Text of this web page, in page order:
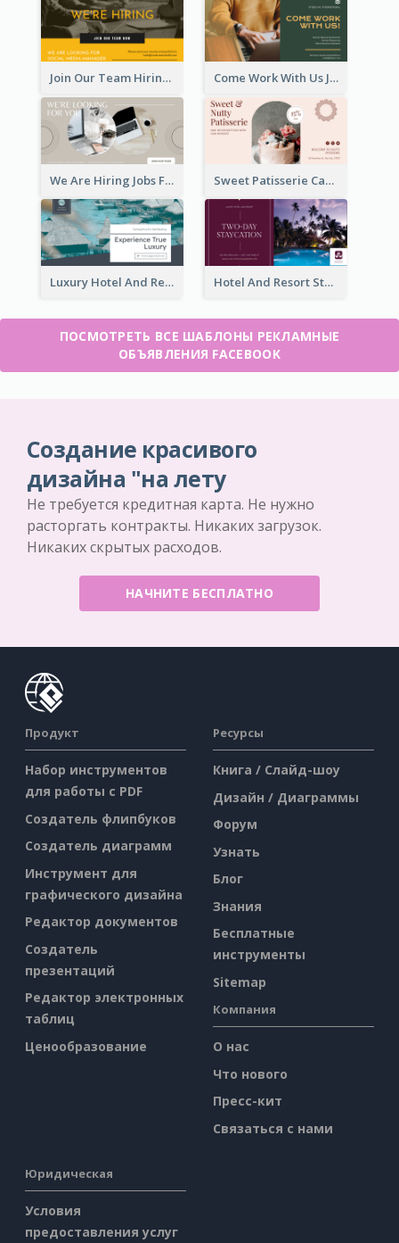
Join Our Team Hiring Job Facebook Ad Come Work With Us Job Hiring Facebook Ad
We Are Hiring Jobs Facebook Ad Sweet Patisserie Cake Promotion Facebook Ad
Luxury Hotel And Resort Booking Facebook Ad Hotel And Resort Staycation Promotion Facebook Ad
ПОСМОТРЕТЬ ВСЕ ШАБЛОНЫ РЕКЛАМНЫЕ
ОБЪЯВЛЕНИЯ FACEBOOK
Создание красивого
дизайна "на лету
Не требуется кредитная карта. Не нужно
расторгать контракты. Никаких загрузок.
Никаких скрытых расходов.
НАЧНИТЕ БЕСПЛАТНО
Продукт
Набор инструментов
для работы с PDF
Создатель флипбуков
Создатель диаграмм
Инструмент для
графического дизайна
Редактор документов
Создатель
презентаций
Редактор электронных
таблиц
Ценообразование
Ресурсы
Книга / Слайд-шоу
Дизайн / Диаграммы
Форум
Узнать
Блог
Знания
Бесплатные
инструменты
Sitemap
Компания
О нас
Что нового
Пресс-кит
Связаться с нами
Юридическая
Условия
предоставления услуг